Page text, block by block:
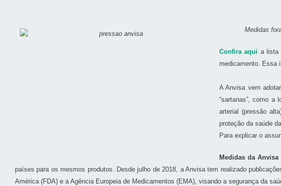
Medidas
Confira aqui a lista
medicamento. Essa
A Anvisa vem
“sartanas”, como a
arterial (pressão
proteção da saúde
Para explicar o
Medidas da Anvisa
países para os mesmos produtos. Desde julho de 2018, a Anvisa tem realizado
América (FDA) e a Agência Europeia de Medicamentos (EMA), visando a segurança da